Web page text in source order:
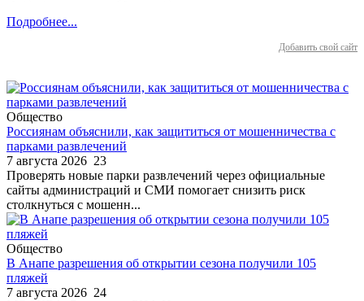
Подробнее...
Добавить свой сайт
Общество
Россиянам объяснили, как защититься от мошенничества с
парками развлечений
7 августа 2026 23
Проверять новые парки развлечений через официальные
сайты администраций и СМИ помогает снизить риск
столкнуться с мошенн...
Общество
В Анапе разрешения об открытии сезона получили 105
пляжей
7 августа 2026 24